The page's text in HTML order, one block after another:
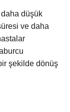
daha düşük
ve daha
şekilde dönüş